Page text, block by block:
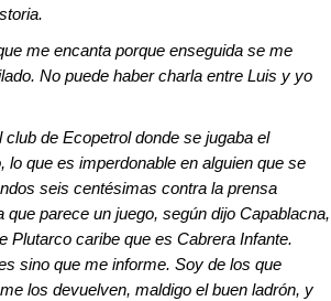
me encanta porque enseguida se me
No puede haber charla entre Luis y yo
de Ecopetrol donde se jugaba el
que es imperdonable en alguien que se
seis centésimas contra la prensa
parece un juego, según dijo Capablacna,
Plutarco caribe que es Cabrera Infante.
sino que me informe. Soy de los que
los devuelven, maldigo el buen ladrón, y